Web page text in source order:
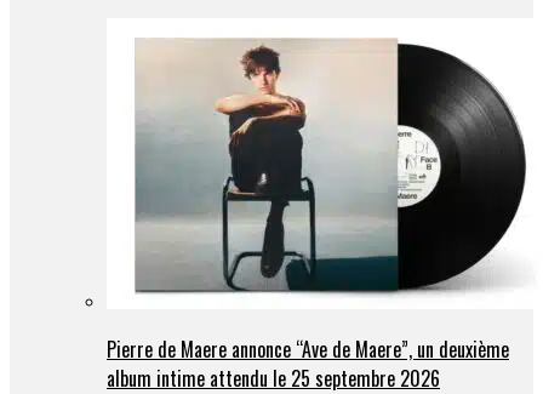
Pierre de Maere annonce “Ave de Maere”, un deuxième
album intime attendu le 25 septembre 2026